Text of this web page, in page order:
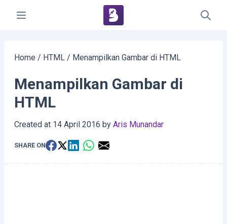
Home / HTML / Menampilkan Gambar di HTML
Menampilkan Gambar di
HTML
Created at 14 April 2016 by Aris Munandar
SHARE ON